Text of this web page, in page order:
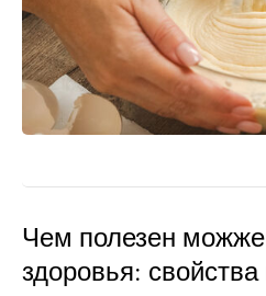
Чем полезен
здоровья: свойства